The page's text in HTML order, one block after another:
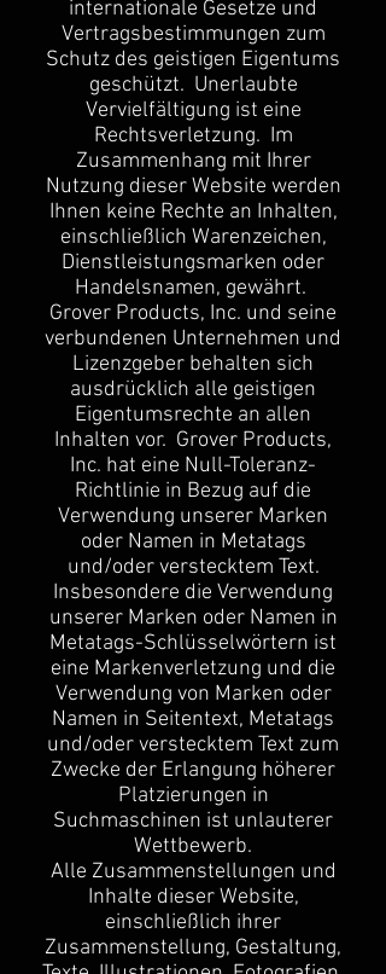
internationale Gesetze und
Vertragsbestimmungen zum
Schutz des geistigen Eigentums
geschützt. Unerlaubte
Vervielfältigung ist eine
Rechtsverletzung. Im
Zusammenhang mit Ihrer
Nutzung dieser Website werden
Ihnen keine Rechte an Inhalten,
einschließlich Warenzeichen,
Dienstleistungsmarken oder
Handelsnamen, gewährt.
Grover Products, Inc. und seine
verbundenen Unternehmen und
Lizenzgeber behalten sich
ausdrücklich alle geistigen
Eigentumsrechte an allen
Inhalten vor. Grover Products,
Inc. hat eine Null-Toleranz-
Richtlinie in Bezug auf die
Verwendung unserer Marken
oder Namen in Metatags
und/oder verstecktem Text.
Insbesondere die Verwendung
unserer Marken oder Namen in
Metatags-Schlüsselwörtern ist
eine Markenverletzung und die
Verwendung von Marken oder
Namen in Seitentext, Metatags
und/oder verstecktem Text zum
Zwecke der Erlangung höherer
Platzierungen in
Suchmaschinen ist unlauterer
Wettbewerb.
Alle Zusammenstellungen und
Inhalte dieser Website,
einschließlich ihrer
Zusammenstellung, Gestaltung,